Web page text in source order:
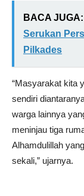
BACA JUGA:
Serukan
Pilkades
“Masyarakat kita
sendiri
warga lainnya
meninjau tiga
Alhamdulillah
sekali,” ujarnya.